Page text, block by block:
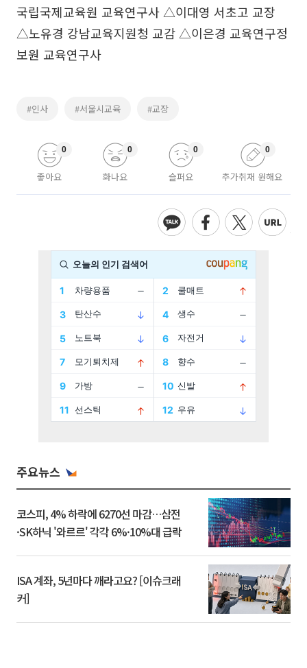
국립국제교육원 교육연구사 △이대영 서초고 교장
△노유경 강남교육지원청 교감 △이은경 교육연구정
보원 교육연구사
#인사 #서울시교육 #교장
좋아요
0
화나요
0
슬퍼요
0
추가취재 원해요
0
주요뉴스
코스피, 4% 하락에 6270선 마감…삼전
·SK하닉 '와르르' 각각 6%·10%대 급락
ISA 계좌, 5년마다 깨라고요? [이슈크래
커]